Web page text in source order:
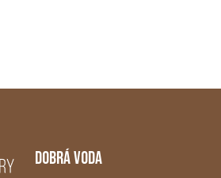
DOBRÁ VODA